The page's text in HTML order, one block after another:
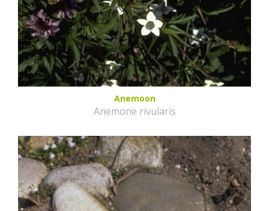
Anemoon
Anemone rivularis